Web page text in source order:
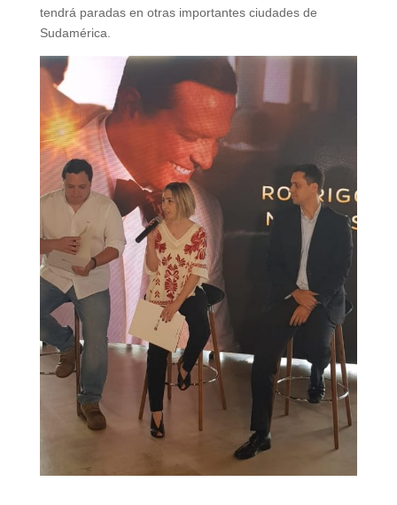
tendrá paradas en otras importantes ciudades de
Sudamérica.